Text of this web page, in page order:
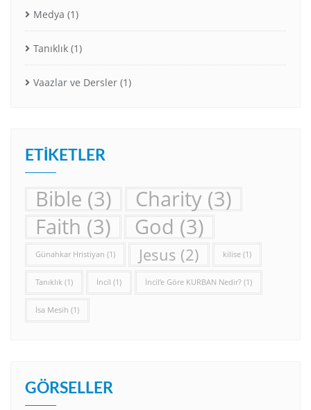
Medya (1)
Tanıklık (1)
Vaazlar ve Dersler (1)
ETIKETLER
Bible (3) Charity (3)
Faith (3) God (3)
Günahkar Hristiyan (1) Jesus (2) kilise (1)
Tanıklık (1) İncil (1) İncil’e Göre KURBAN Nedir? (1)
İsa Mesih (1)
GÖRSELLER